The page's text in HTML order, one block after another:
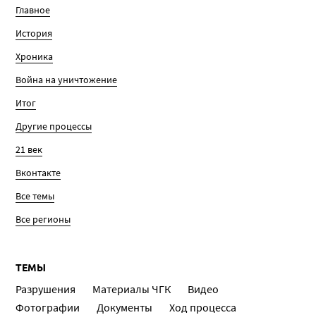
Главное
История
Хроника
Война на уничтожение
Итог
Другие процессы
21 век
Вконтакте
Все темы
Все регионы
ТЕМЫ
Разрушения Материалы ЧГК
Видео
Фотографии
Документы
Ход процесса